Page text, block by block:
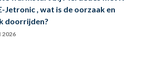
Jetronic , wat is de oorzaak en
doorrijden?
2026